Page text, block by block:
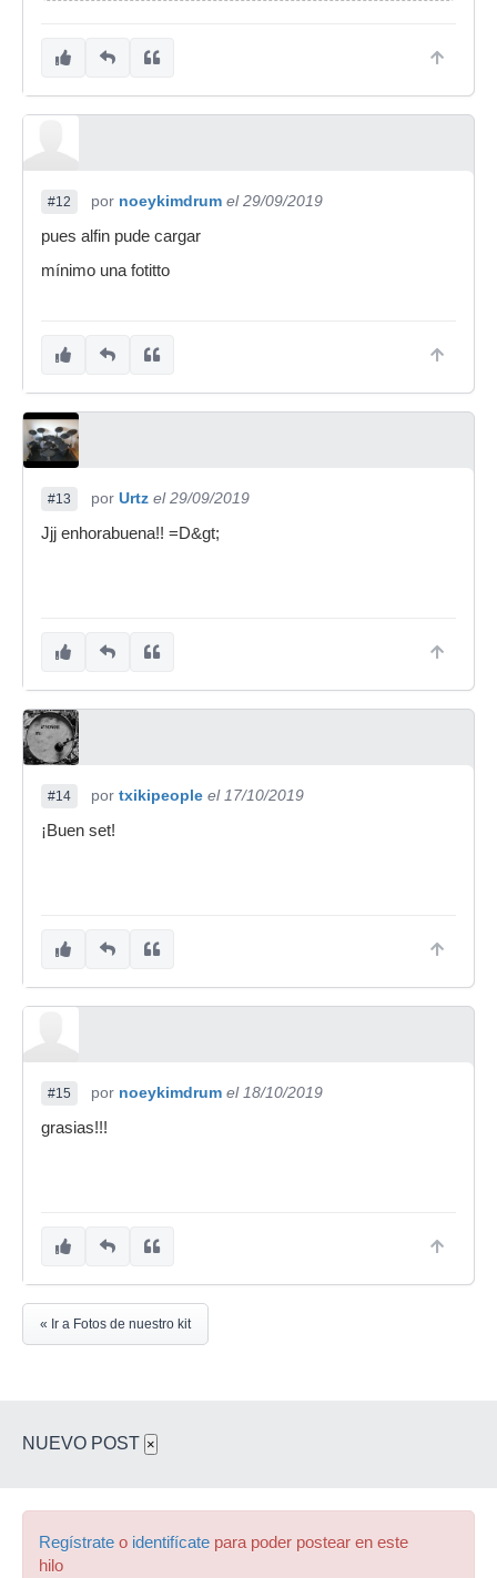
#12 por noeykimdrum el 29/09/2019
pues alfin pude cargar
mínimo una fotitto
#13 por Urtz el 29/09/2019
Jjj enhorabuena!! =D&gt;
#14 por txikipeople el 17/10/2019
¡Buen set!
#15 por noeykimdrum el 18/10/2019
grasias!!!
« Ir a Fotos de nuestro kit
NUEVO POST ×
Regístrate o identifícate para poder postear en este
hilo